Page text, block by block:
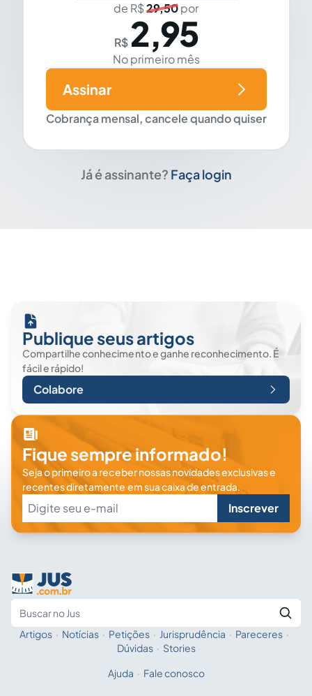
de R$29,50por
R$ 2,95
No primeiro mês
Cobrança mensal, cancele quando quiser
Assinar
Já é assinante? Faça login
Publique seus artigos
Compartilhe conhecimento e ganhe reconhecimento. É
fácil e rápido!
Colabore
Fique sempre informado!
Seja o primeiro a receber nossas novidades exclusivas e
recentes diretamente em sua caixa de entrada.
Inscrever
Fale com a IA
Artigos · Notícias · Petições · Jurisprudência · Pareceres ·
Dúvidas · Stories
Ajuda · Fale conosco